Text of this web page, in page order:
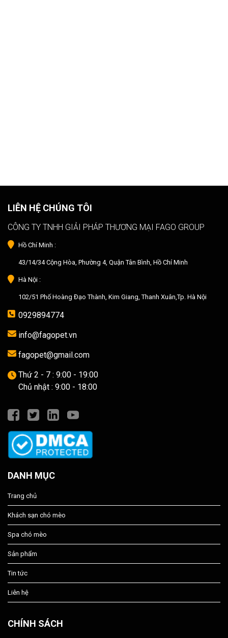
LIÊN HỆ CHÚNG TÔI
CÔNG TY TNHH GIẢI PHÁP THƯƠNG MẠI FAGO GROUP
Hồ Chí Minh :
43/14/34 Cộng Hòa, Phường 4, Quận Tân Bình, Hồ Chí Minh
Hà Nội :
102/51 Phố Hoàng Đạo Thành, Kim Giang, Thanh Xuân,Tp. Hà Nội
0929894774
info@fagopet.vn
fagopet@gmail.com
Thứ 2 - 7 : 9:00 - 19:00
Chủ nhật : 9:00 - 18:00
DANH MỤC
Trang chủ
Khách sạn chó mèo
Spa chó mèo
Sản phẩm
Tin tức
Liên hệ
CHÍNH SÁCH